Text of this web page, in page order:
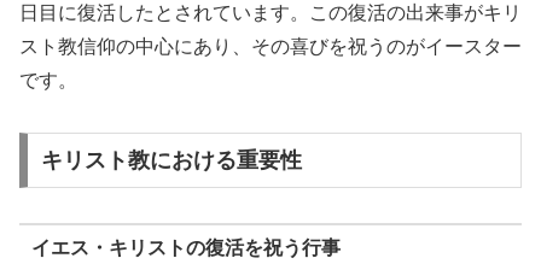
日目に復活したとされています。この復活の出来事がキリ
スト教信仰の中心にあり、その喜びを祝うのがイースター
です。
キリスト教における重要性
イエス・キリストの復活を祝う行事